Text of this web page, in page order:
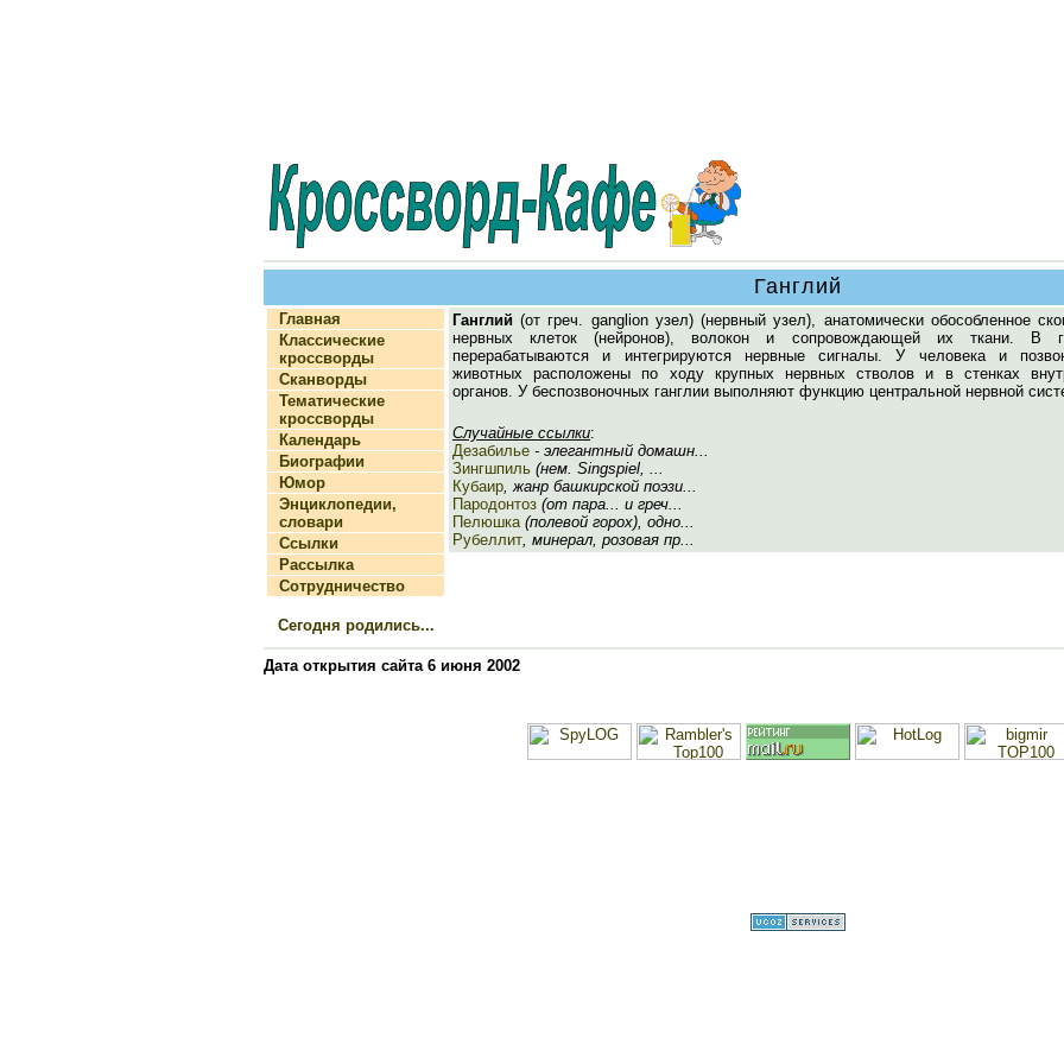
Ганглий
Главная
Классические
кроссворды
Сканворды
Тематические
кроссворды
Календарь
Биографии
Юмор
Энциклопедии,
словари
Ссылки
Рассылка
Сотрудничество
Сегодня родились...
Ганглий (от греч. ganglion узел) (нервный узел), анатомически обособленное
нервных клеток (нейронов), волокон и сопровождающей их ткани. В
перерабатываются и интегрируются нервные сигналы. У человека и
животных расположены по ходу крупных нервных стволов и в стенках
органов. У беспозвоночных ганглии выполняют функцию центральной нервной
Случайные ссылки:
Дезабилье - элегантный домашн...
Зингшпиль (нем. Singspiel, ...
Кубаир, жанр башкирской поэзи...
Пародонтоз (от пара... и греч...
Пелюшка(полевой горох), одно...
Рубеллит, минерал, розовая пр...
Дата открытия сайта 6 июня 2002